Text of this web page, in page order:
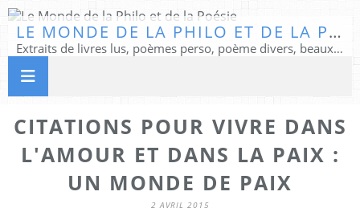
LE MONDE DE LA PHILO ET DE LA POÉSIE
Extraits de livres lus, poèmes perso, poème divers, beaux textes...
CITATIONS POUR VIVRE DANS
L'AMOUR ET DANS LA PAIX :
UN MONDE DE PAIX
2 AVRIL 2015